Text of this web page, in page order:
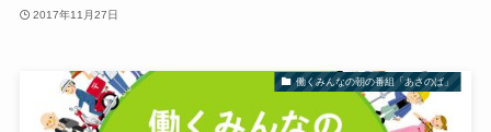
2017年11月27日
働くみんなの朝の番組「あさのば」